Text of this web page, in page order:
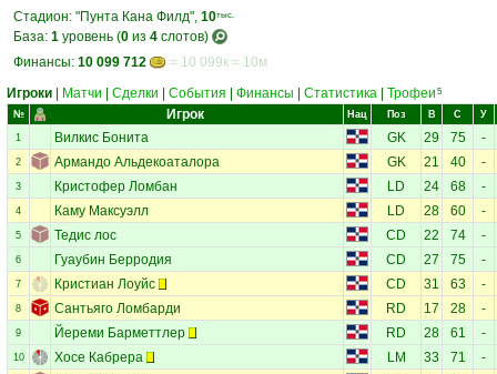
Стадион: "Пунта Кана Филд", 10тыс.
База: 1 уровень (0 из 4 слотов)
Финансы: 10 099 712
= 10 099к = 10м
Игроки
Матчи Сделки События Финансы Статистика Трофеи 5
№ Игрок Нац Поз В С У
1 Вилкис Бонита GK 29 75 -
2 Армандо Альдекоаталора GK 21 40 -
3 Кристофер Ломбан LD 24 68 -
4 Каму Максуэлл LD 28 60 -
5 Тедис лос CD 22 74 -
6 Гуаубин Берродия CD 27 75 -
7 Кристиан Лоуйс CD 31 63 -
8 Сантьяго Ломбарди RD 17 28 -
9 Йереми Барметтлер RD 28 61 -
10 Хосе Кабрера LM 33 71 -